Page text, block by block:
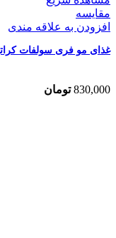
مقایسه
افزودن به علاقه مندی
غذای مو فری سولفات کراتین
830,000 تومان